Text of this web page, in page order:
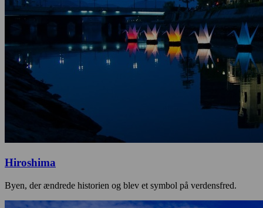
Hiroshima
Byen, der ændrede historien og blev et symbol på verdensfred.